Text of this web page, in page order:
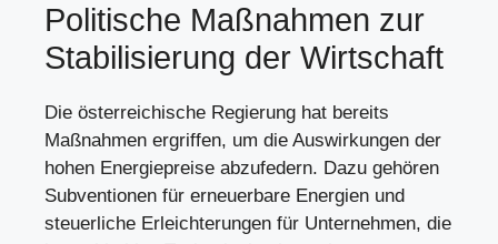
Politische Maßnahmen zur
Stabilisierung der Wirtschaft
Die österreichische Regierung hat bereits
Maßnahmen ergriffen, um die Auswirkungen der
hohen Energiepreise abzufedern. Dazu gehören
Subventionen für erneuerbare Energien und
steuerliche Erleichterungen für Unternehmen, die